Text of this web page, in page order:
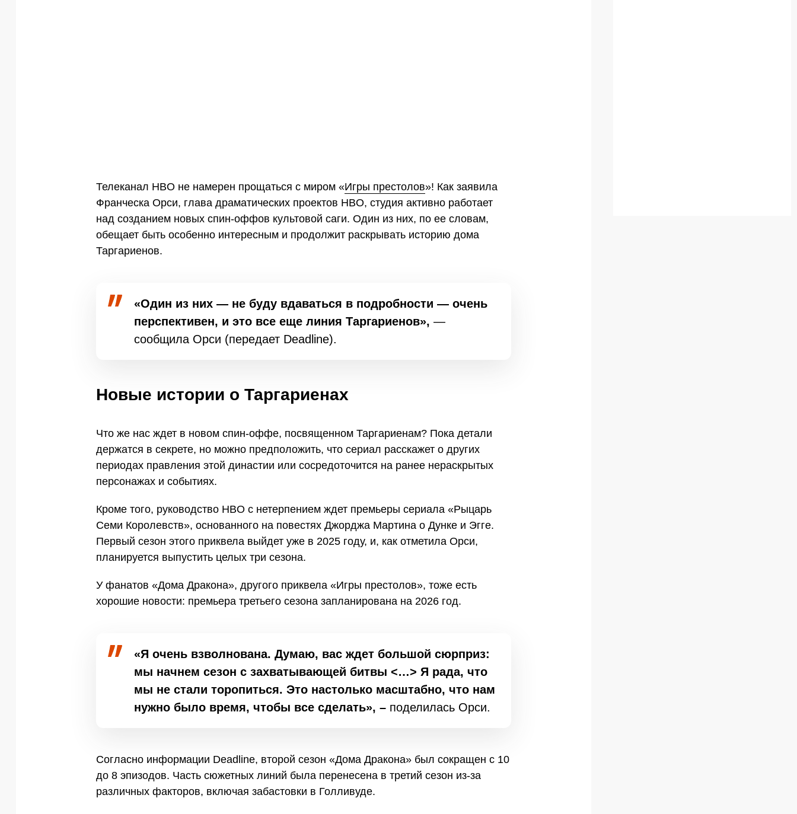
Телеканал HBO не намерен прощаться с миром «Игры престолов»! Как заявила
Франческа Орси, глава драматических проектов HBO, студия активно работает
над созданием новых спин-оффов культовой саги. Один из них, по ее словам,
обещает быть особенно интересным и продолжит раскрывать историю дома
Таргариенов.
«Один из них — не буду вдаваться в подробности — очень
перспективен, и это все еще линия Таргариенов», —
сообщила Орси (передает Deadline).
Новые истории о Таргариенах
Что же нас ждет в новом спин-оффе, посвященном Таргариенам? Пока детали
держатся в секрете, но можно предположить, что сериал расскажет о других
периодах правления этой династии или сосредоточится на ранее нераскрытых
персонажах и событиях.
Кроме того, руководство HBO с нетерпением ждет премьеры сериала «Рыцарь
Семи Королевств», основанного на повестях Джорджа Мартина о Дунке и Эгге.
Первый сезон этого приквела выйдет уже в 2025 году, и, как отметила Орси,
планируется выпустить целых три сезона.
У фанатов «Дома Дракона», другого приквела «Игры престолов», тоже есть
хорошие новости: премьера третьего сезона запланирована на 2026 год.
«Я очень взволнована. Думаю, вас ждет большой сюрприз:
мы начнем сезон с захватывающей битвы <…> Я рада, что
мы не стали торопиться. Это настолько масштабно, что нам
нужно было время, чтобы все сделать», – поделилась Орси.
Согласно информации Deadline, второй сезон «Дома Дракона» был сокращен с 10
до 8 эпизодов. Часть сюжетных линий была перенесена в третий сезон из-за
различных факторов, включая забастовки в Голливуде.